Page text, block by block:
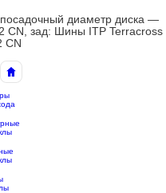
диаметр диска —
CN, зад: Шины ITP Terracross
CN